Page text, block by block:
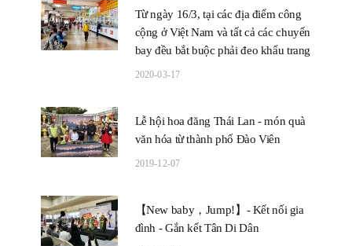
Từ ngày 16/3, tại các địa điểm công
cộng ở Việt Nam và tất cả các chuyến
bay đều bắt buộc phải đeo khẩu trang
2020-03-17
Lễ hội hoa đăng Thái Lan - món quà
văn hóa từ thành phố Đào Viên
2019-12-07
【New baby，Jump!】- Kết nối gia
đình - Gắn kết Tân Di Dân